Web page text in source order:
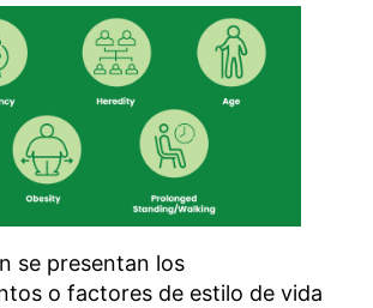
se presentan los
o factores de estilo de vida